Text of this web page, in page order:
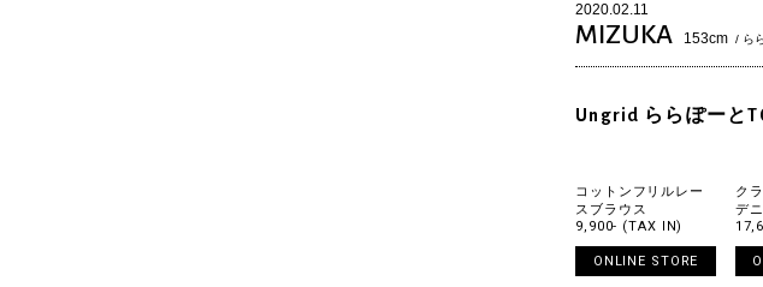
2020.02.11
MIZUKA 153cm / ら
Ungrid ららぽーと
コットンフリルレー
スブラウス
9,900- (TAX IN)
ONLINE STORE
ク
デ